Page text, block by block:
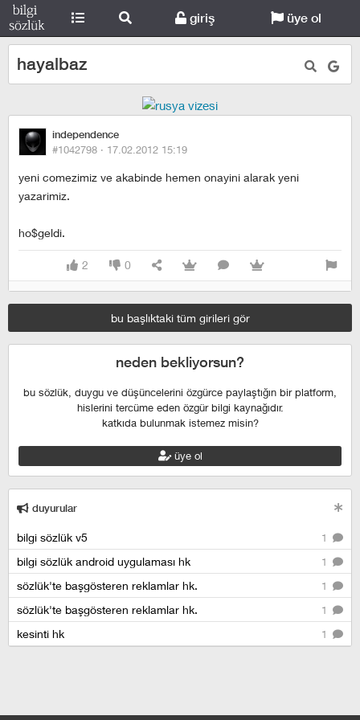
giriş üye ol
hayalbaz
independence
#1042798 · 17.02.2012 15:19
yeni comezimiz ve akabinde hemen onayini alarak yeni
yazarimiz.
ho$geldi.
2 0
bu başlıktaki tüm girileri gör
neden bekliyorsun?
bu sözlük, duygu ve düşüncelerini özgürce paylaştığın bir platform,
hislerini tercüme eden özgür bilgi kaynağıdır.
katkıda bulunmak istemez misin?
üye ol
duyurular
1
bilgi sözlük v5
1
bilgi sözlük android uygulaması hk
1
sözlük'te başgösteren reklamlar hk.
1
sözlük'te başgösteren reklamlar hk.
1
kesinti hk